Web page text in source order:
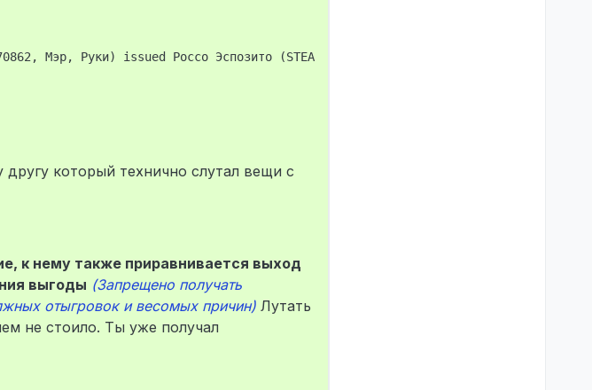
Мэр, Руки) issued Россо Эспозито (STEAM_0:0:535470196, Старший токарь,
который технично слутал вещи с
к нему также приравнивается выход
выгоды (Запрещено получать
отыгровок и весомых причин) Лутать
не стоило. Ты уже получал